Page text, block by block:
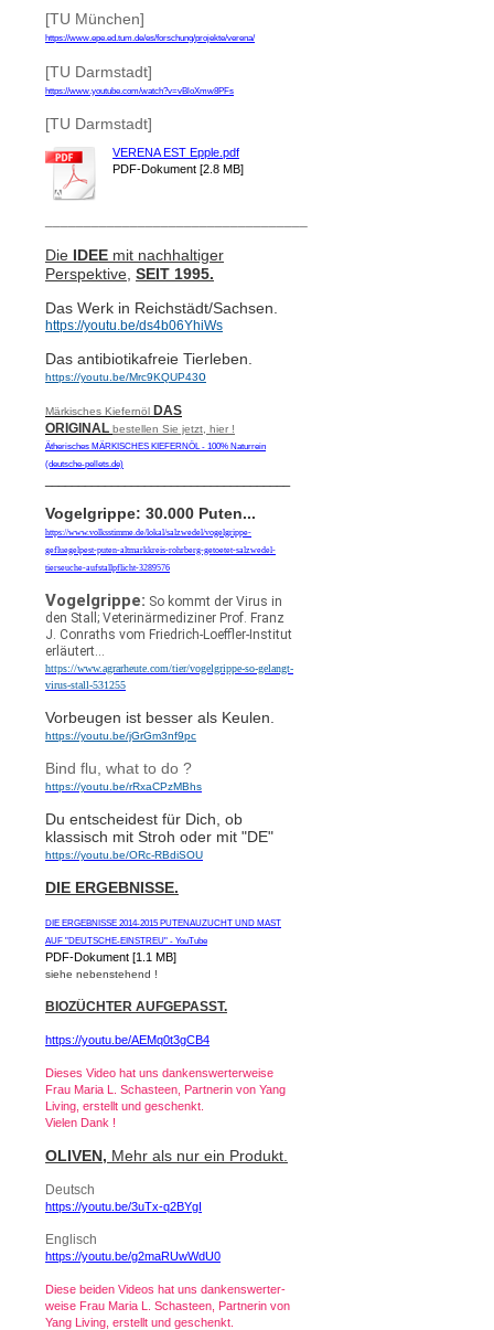
[TU München]
https://www.epe.ed.tum.de/es/forschung/projekte/verena/
[TU Darmstadt]
https://www.youtube.com/watch?v=vBloXmw8PFs
[TU Darmstadt]
VERENA EST Epple.pdf
PDF-Dokument [2.8 MB]
Die IDEE mit nachhaltiger
Perspektive, SEIT 1995.
Das Werk in Reichstädt/Sachsen.
https://youtu.be/ds4b06YhiWs
Das antibiotikafreie Tierleben.
https://youtu.be/Mrc9KQUP43o
Märkisches Kiefernöl DAS
ORIGINAL bestellen Sie jetzt, hier !
Ätherisches MÄRKISCHES KIEFERNÖL - 100% Naturrein
(deutsche-pellets.de)
Vogelgrippe: 30.000 Puten...
https://www.volksstimme.de/lokal/salzwedel/vogelgrippe-
gefluegelpest-puten-altmarkkreis-rohrberg-getoetet-salzwedel-
tierseuche-aufstallpflicht-3289576
Vogelgrippe: So kommt der Virus in
den Stall; Veterinärmediziner Prof. Franz
J. Conraths vom Friedrich-Loeffler-Institut
erläutert...
https://www.agrarheute.com/tier/vogelgrippe-so-gelangt-
virus-stall-531255
Vorbeugen ist besser als Keulen.
https://youtu.be/jGrGm3nf9pc
Bind flu, what to do ?
https://youtu.be/rRxaCPzMBhs
Du entscheidest für Dich, ob
klassisch mit Stroh oder mit "DE"
https://youtu.be/ORc-RBdiSOU
DIE ERGEBNISSE.
DIE ERGEBNISSE 2014-2015 PUTENAUZUCHT UND MAST
AUF "DEUTSCHE-EINSTREU" - YouTube
PDF-Dokument [1.1 MB]
siehe nebenstehend !
BIOZÜCHTER AUFGEPASST.
https://youtu.be/AEMq0t3gCB4
Dieses Video hat uns dankenswerterweise
Frau Maria L. Schasteen, Partnerin von Yang
Living, erstellt und geschenkt.
Vielen Dank !
OLIVEN, Mehr als nur ein Produkt.
Deutsch
https://youtu.be/3uTx-q2BYgI
Englisch
https://youtu.be/g2maRUwWdU0
Diese beiden Videos hat uns dankenswerter-
weise Frau Maria L. Schasteen, Partnerin von
Yang Living, erstellt und geschenkt.